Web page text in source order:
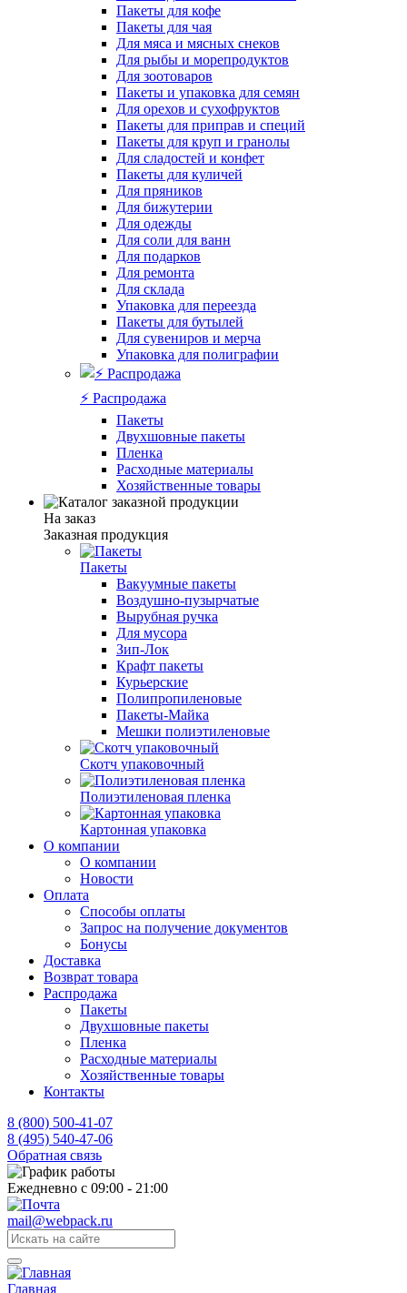
Пакеты для кофе
Пакеты для чая
Для мяса и мясных снеков
Для рыбы и морепродуктов
Для зоотоваров
Пакеты и упаковка для семян
Для орехов и сухофруктов
Пакеты для приправ и специй
Пакеты для круп и гранолы
Для сладостей и конфет
Пакеты для куличей
Для пряников
Для бижутерии
Для одежды
Для соли для ванн
Для подарков
Для ремонта
Для склада
Упаковка для переезда
Пакеты для бутылей
Для сувениров и мерча
Упаковка для полиграфии
⚡️ Распродажа
Пакеты
Двухшовные пакеты
Пленка
Расходные материалы
Хозяйственные товары
На заказ
Заказная продукция
Пакеты
Вакуумные пакеты
Воздушно-пузырчатые
Вырубная ручка
Для мусора
Зип-Лок
Крафт пакеты
Курьерские
Полипропиленовые
Пакеты-Майка
Мешки полиэтиленовые
Скотч упаковочный
Полиэтиленовая пленка
Картонная упаковка
О компании
О компании
Новости
Оплата
Способы оплаты
Запрос на получение документов
Бонусы
Доставка
Возврат товара
Распродажа
Пакеты
Двухшовные пакеты
Пленка
Расходные материалы
Хозяйственные товары
Контакты
8 (800) 500-41-07
8 (495) 540-47-06
Обратная связь
Ежедневно с 09:00 - 21:00
mail@webpack.ru
Главная